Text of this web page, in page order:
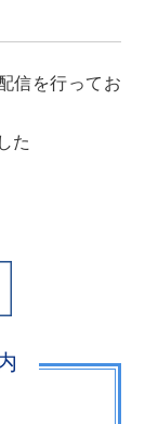
信を行ってお
た